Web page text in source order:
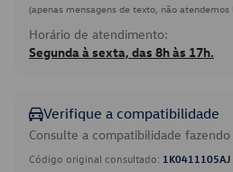
(apenas mensagens de texto, não atendemos
Horário de atendimento:
Segunda à sexta, das 8h às 17h.
Verifique a compatibilidade
Consulte a compatibilidade
Código original consultado: 1K0411105AJ